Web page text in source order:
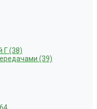
Г (38)
(39)